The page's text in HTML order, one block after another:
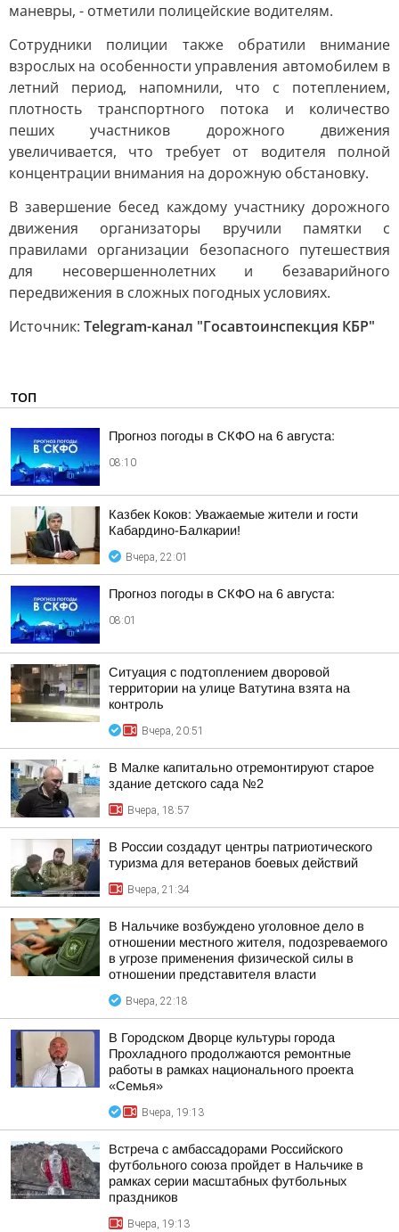
маневры, - отметили полицейские водителям.
Сотрудники полиции также обратили внимание
взрослых на особенности управления автомобилем в
летний период, напомнили, что с потеплением,
плотность транспортного потока и количество
пеших участников дорожного движения
увеличивается, что требует от водителя полной
концентрации внимания на дорожную обстановку.
В завершение бесед каждому участнику дорожного
движения организаторы вручили памятки с
правилами организации безопасного путешествия
для несовершеннолетних и безаварийного
передвижения в сложных погодных условиях.
Источник: Telegram-канал "Госавтоинспекция КБР"
ТОП
Прогноз погоды в СКФО на 6 августа:
08:10
Казбек Коков: Уважаемые жители и гости
Кабардино-Балкарии!
Вчера, 22:01
Прогноз погоды в СКФО на 6 августа:
08:01
Ситуация с подтоплением дворовой
территории на улице Ватутина взята на
контроль
Вчера, 20:51
В Малке капитально отремонтируют старое
здание детского сада №2
Вчера, 18:57
В России создадут центры патриотического
туризма для ветеранов боевых действий
Вчера, 21:34
В Нальчике возбуждено уголовное дело в
отношении местного жителя, подозреваемого
в угрозе применения физической силы в
отношении представителя власти
Вчера, 22:18
В Городском Дворце культуры города
Прохладного продолжаются ремонтные
работы в рамках национального проекта
«Семья»
Вчера, 19:13
Встреча с амбассадорами Российского
футбольного союза пройдет в Нальчике в
рамках серии масштабных футбольных
праздников
Вчера, 19:13